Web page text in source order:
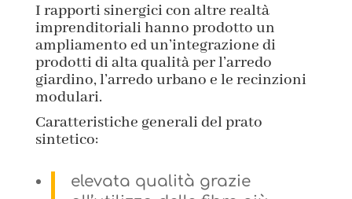
I rapporti sinergici con altre realtà
imprenditoriali hanno prodotto un
ampliamento ed un’integrazione di
prodotti di alta qualità per l’arredo
giardino, l’arredo urbano e le recinzioni
modulari.
Caratteristiche generali del prato
sintetico:
elevata qualità grazie